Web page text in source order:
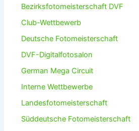
Bezirksfotomeisterschaft DVF
Club-Wettbewerb
Deutsche Fotomeisterschaft
DVF-Digitalfotosalon
German Mega Circuit
Interne Wettbewerbe
Landesfotomeisterschaft
Süddeutsche Fotomeisterschaft